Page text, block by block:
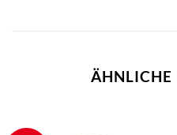
ÄHNLICHE